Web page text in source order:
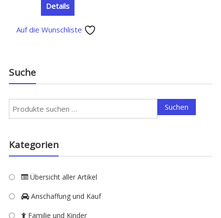
Details
Auf die Wunschliste
Suche
Suchen
nach:
Suchen
Kategorien
Übersicht aller Artikel
Anschaffung und Kauf
Familie und Kinder